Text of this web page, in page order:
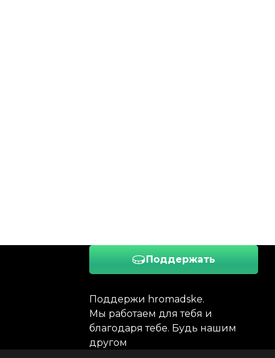
Поддержать
Поддержи hromadske.
Мы работаем для тебя и
благодаря тебе. Будь нашим
другом